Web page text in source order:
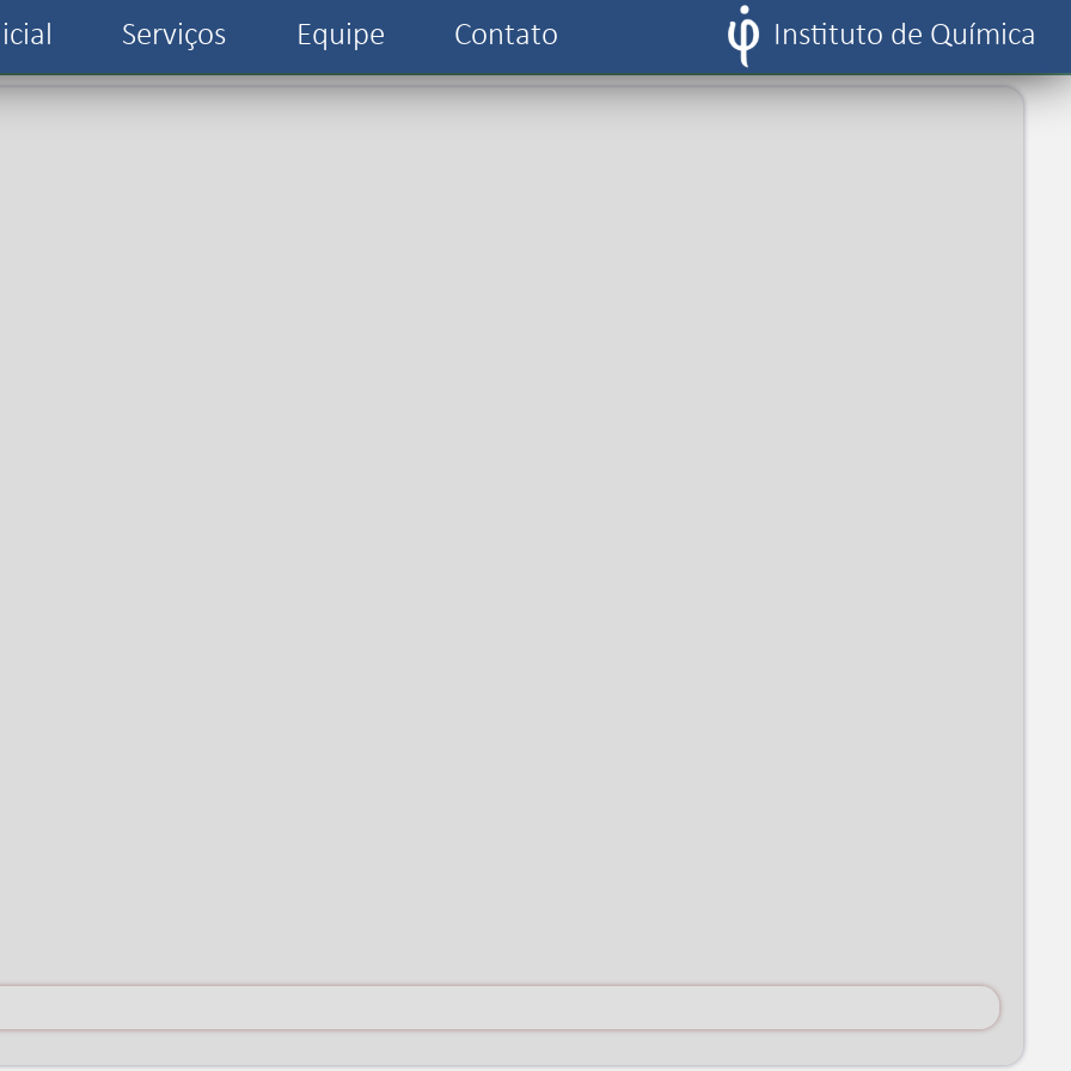
Serviços Equipe Contato Instituto de Química